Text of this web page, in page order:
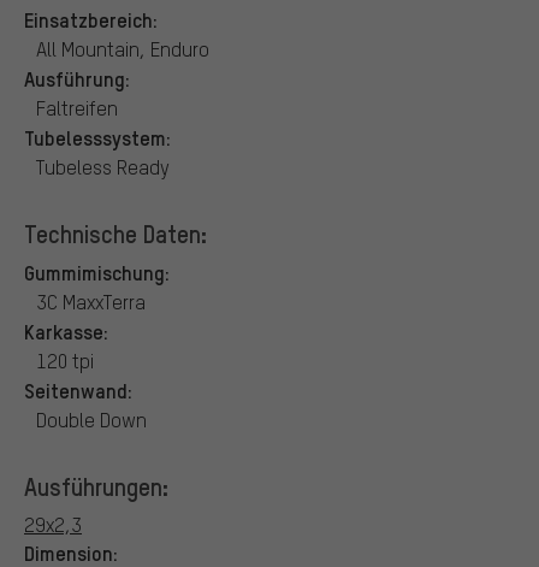
Einsatzbereich:
All Mountain, Enduro
Ausführung:
Faltreifen
Tubelesssystem:
Tubeless Ready
Technische Daten:
Gummimischung:
3C MaxxTerra
Karkasse:
120 tpi
Seitenwand:
Double Down
Ausführungen:
29x2,3
Dimension: